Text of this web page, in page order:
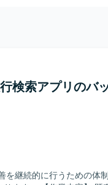
検索アプリのバ
を継続的に行うための体